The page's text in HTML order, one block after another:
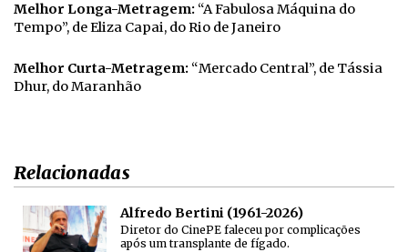
Melhor Longa-Metragem: “A Fabulosa Máquina do
Tempo”, de Eliza Capai, do Rio de Janeiro
Melhor Curta-Metragem: “Mercado Central”, de Tássia
Dhur, do Maranhão
Relacionadas
Alfredo Bertini (1961-2026)
Diretor do CinePE faleceu por complicações
após um transplante de fígado.